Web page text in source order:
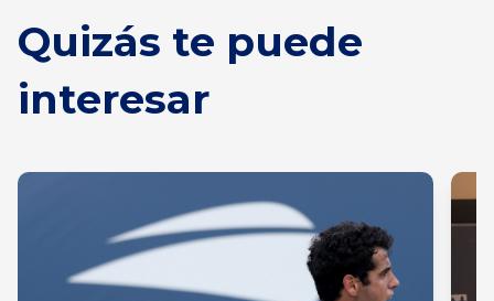
Quizás te puede
interesar